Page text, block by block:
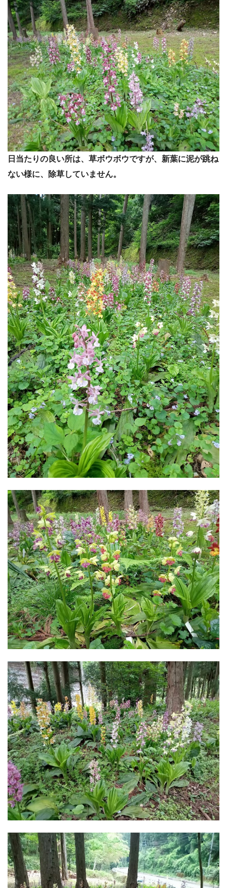
日当たりの良い所は、草ボウボウですが、新葉に泥が跳ね
ない様に、除草していません。